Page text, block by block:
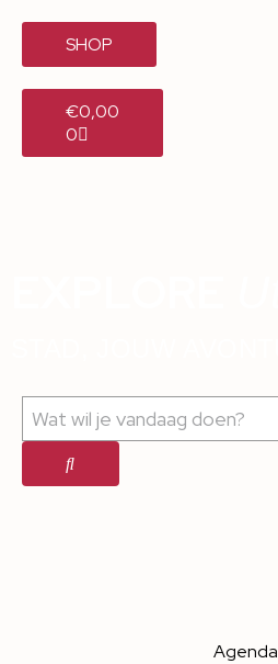
SHOP
€0,00
0
Agenda